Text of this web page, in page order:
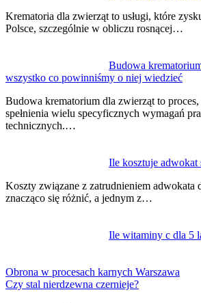
Krematoria dla zwierząt to usługi, które
Polsce, szczególnie w obliczu rosnącej…
Budowa
wszystko co powinniśmy o niej wiedzieć
Budowa krematorium dla zwierząt to
spełnienia wielu specyficznych wymagań
technicznych.…
Ile kosztuje adwokat
Koszty związane z zatrudnieniem adwokata
znacząco się różnić, a jednym z…
Ile witaminy c dla 5
Obrona w procesach karnych Warszawa
Czy stal nierdzewna czernieje?